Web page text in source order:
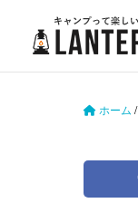
ホーム /